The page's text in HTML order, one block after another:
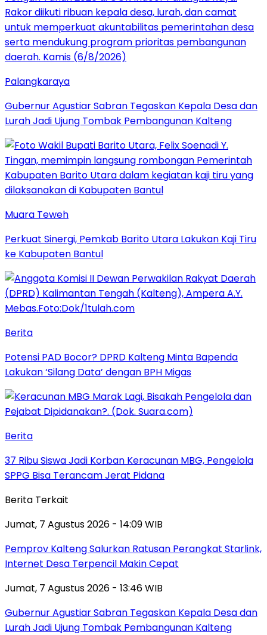
Palangkaraya
Gubernur Agustiar Sabran Tegaskan Kepala Desa dan
Lurah Jadi Ujung Tombak Pembangunan Kalteng
Muara Teweh
Perkuat Sinergi, Pemkab Barito Utara Lakukan Kaji Tiru
ke Kabupaten Bantul
Berita
Potensi PAD Bocor? DPRD Kalteng Minta Bapenda
Lakukan ‘Silang Data’ dengan BPH Migas
Berita
37 Ribu Siswa Jadi Korban Keracunan MBG, Pengelola
SPPG Bisa Terancam Jerat Pidana
Berita Terkait
Jumat, 7 Agustus 2026 - 14:09 WIB
Pemprov Kalteng Salurkan Ratusan Perangkat Starlink,
Internet Desa Terpencil Makin Cepat
Jumat, 7 Agustus 2026 - 13:46 WIB
Gubernur Agustiar Sabran Tegaskan Kepala Desa dan
Lurah Jadi Ujung Tombak Pembangunan Kalteng